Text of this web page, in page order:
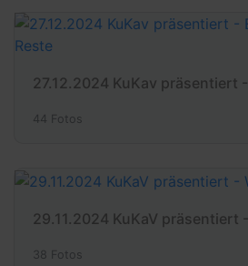
44 Fotos
29.11.2024 KuKaV präsentiert
38 Fotos